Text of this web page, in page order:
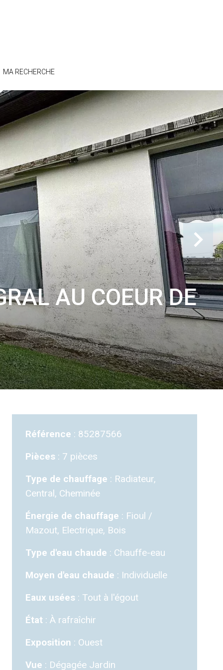
MA RECHERCHE
AU COEUR DE
Référence
85287566
Pièces
7 pièces
Type de chauffage
Radiateur,
Central, Cheminée
Énergie de chauffage
Fioul /
Mazout, Electrique, Bois
Type d'eau chaude
Chauffe-eau
Moyen d'eau chaude
Individuelle
Eaux usées
Tout à l'égout
État
À rafraîchir
Exposition
Ouest
Vue
Dégagée Jardin